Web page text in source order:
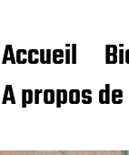
Accueil
A propos